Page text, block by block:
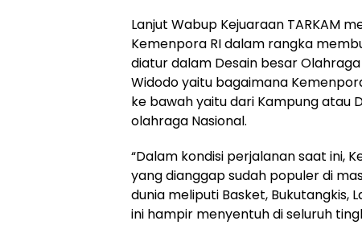
Lanjut Wabup Kejuaraan TARKAM
Kemenpora RI dalam rangka
diatur dalam Desain besar
Widodo yaitu bagaimana
ke bawah yaitu dari Kampung atau
olahraga Nasional.
“Dalam kondisi perjalanan saat ini,
yang dianggap sudah populer di
dunia meliputi Basket, Bukutangkis,
ini hampir menyentuh di seluruh